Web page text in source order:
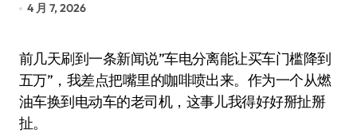
4 月 7, 2026
前几天刷到一条新闻说”车电分离能让买车门槛降到
五万”，我差点把嘴里的咖啡喷出来。作为一个从燃
油车换到电动车的老司机，这事儿我得好好掰扯掰
扯。